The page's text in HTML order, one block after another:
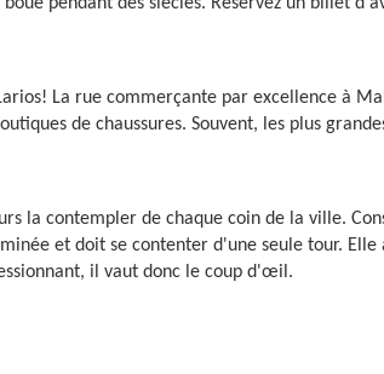
La rue commerçante par excellence à
de chaussures. Souvent, les plus
la contempler de chaque coin de la ville.
et doit se contenter d'une seule tour.
il vaut donc le coup d'œil.